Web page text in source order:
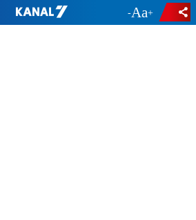
- +